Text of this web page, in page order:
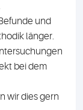
und
länger.
bei dem
wir dies gern